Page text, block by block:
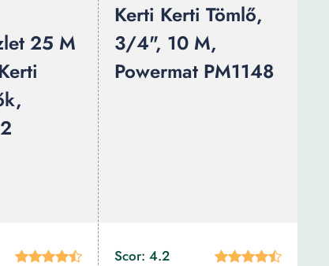
25 M
Kerti Kerti Tömlő,
3/4", 10 M,
Powermat PM1148
Scor: 4.2